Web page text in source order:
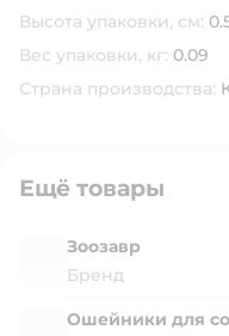
Высота упаковки, см:
Вес упаковки, кг: 0.09
Страна производства:
Ещё товары
Зоозавр
Бренд
Ошейники для